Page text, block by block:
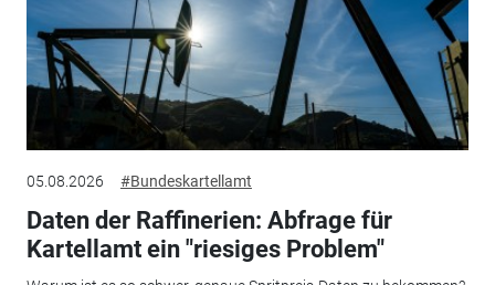
05.08.2026 #Bundeskartellamt
Daten der Raffinerien: Abfrage für
Kartellamt ein "riesiges Problem"